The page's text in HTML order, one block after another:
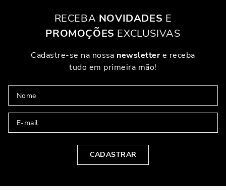
RECEBA NOVIDADES E
PROMOÇÕES EXCLUSIVAS
Cadastre-se na nossa newslettere receba
tudo em primeira mão!
CADASTRAR